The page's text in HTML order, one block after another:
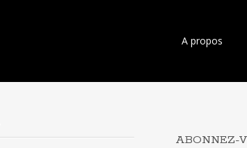
Aller
principal
A propos
ABONNEZ-